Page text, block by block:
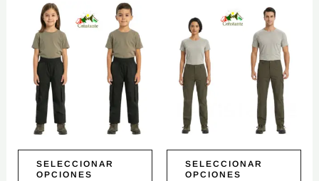
SELECCIONAR
OPCIONES
Este
producto
tiene
múltiples
variantes.
Las
opciones
pueden
elegir
SELECCIONAR
OPCIONES
producto
tiene
múltiples
variantes.
Las
opciones
pueden
elegir